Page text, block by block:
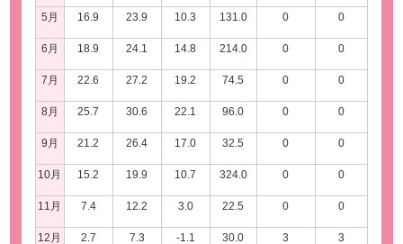
5月 16.9 23.9 10.3 131.0 0 0
6月 18.9 24.1 14.8 214.0 0 0
7月 22.6 27.2 19.2 74.5 0 0
8月 25.7 30.6 22.1 96.0 0 0
9月 21.2 26.4 17.0 32.5 0 0
10月 15.2 19.9 10.7 324.0 0 0
11月 7.4 12.2 3.0 22.5 0 0
12月 2.7 7.3 -1.1 30.0 3 3